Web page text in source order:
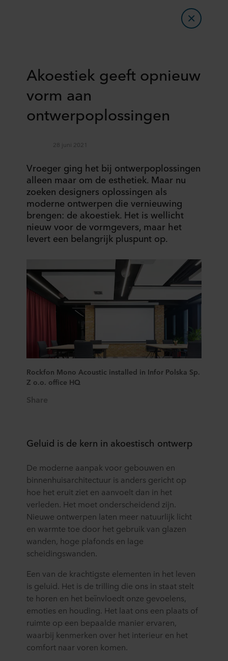
Akoestiek geeft opnieuw
vorm aan
ontwerpoplossingen
28 juni 2021
Vroeger ging het bij ontwerpoplossingen
alleen maar om de esthetiek. Maar nu
zoeken designers oplossingen als
moderne ontwerpen die vernieuwing
brengen: de akoestiek. Het is wellicht
nieuw voor de vormgevers, maar het
levert een belangrijk pluspunt op.
Rockfon Mono Acoustic installed in Infor Polska Sp.
Z o.o. office HQ
Share
Geluid is de kern in akoestisch ontwerp
De moderne aanpak voor gebouwen en
binnenhuisarchitectuur is anders gericht op
hoe het eruit ziet en aanvoelt dan in het
verleden. Het moet onderscheidend zijn.
Nieuwe ontwerpen laten meer natuurlijk licht
en warmte toe door het gebruik van glazen
wanden, hoge plafonds en lage
scheidingswanden.
Een van de krachtigste elementen in het leven
is geluid. Het is de trilling die ons in staat stelt
te horen en het beïnvloedt onze gevoelens,
emoties en houding. Het laat ons een plaats of
ruimte op een bepaalde manier ervaren,
waarbij kenmerken over het interieur en het
comfort naar voren komen.